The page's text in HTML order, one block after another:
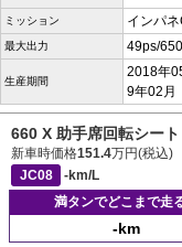
ミッション インパ
最大出力 49ps/
生産期間
2018年
9年02月
660 X 助手席回転シー
新車時価格151.4万円(税込)
JC08
-km/L
満タンでどこまで走
-km